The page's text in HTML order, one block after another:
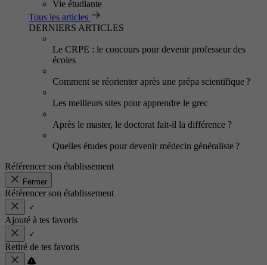
Vie étudiante
Tous les articles
DERNIERS ARTICLES
Le CRPE : le concours pour devenir professeur des
écoles
Comment se réorienter après une prépa scientifique ?
Les meilleurs sites pour apprendre le grec
Après le master, le doctorat fait-il la différence ?
Quelles études pour devenir médecin généraliste ?
Référencer son établissement
Fermer
Référencer son établissement
Ajouté à tes favoris
Retiré de tes favoris